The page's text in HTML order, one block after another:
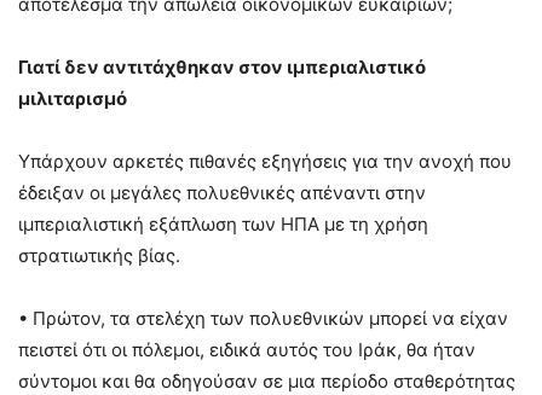
Γιατί δεν αντιτάχθηκαν στον ιμπεριαλιστικό
μιλιταρισμό
Υπάρχουν αρκετές πιθανές εξηγήσεις για την ανοχή που
έδειξαν οι μεγάλες πολυεθνικές απέναντι στην
ιμπεριαλιστική εξάπλωση των ΗΠΑ με τη χρήση
στρατιωτικής βίας.
• Πρώτον, τα στελέχη των πολυεθνικών μπορεί να είχαν
πειστεί ότι οι πόλεμοι, ειδικά αυτός του Ιράκ, θα ήταν
σύντομοι και θα οδηγούσαν σε μια περίοδο σταθερότητας